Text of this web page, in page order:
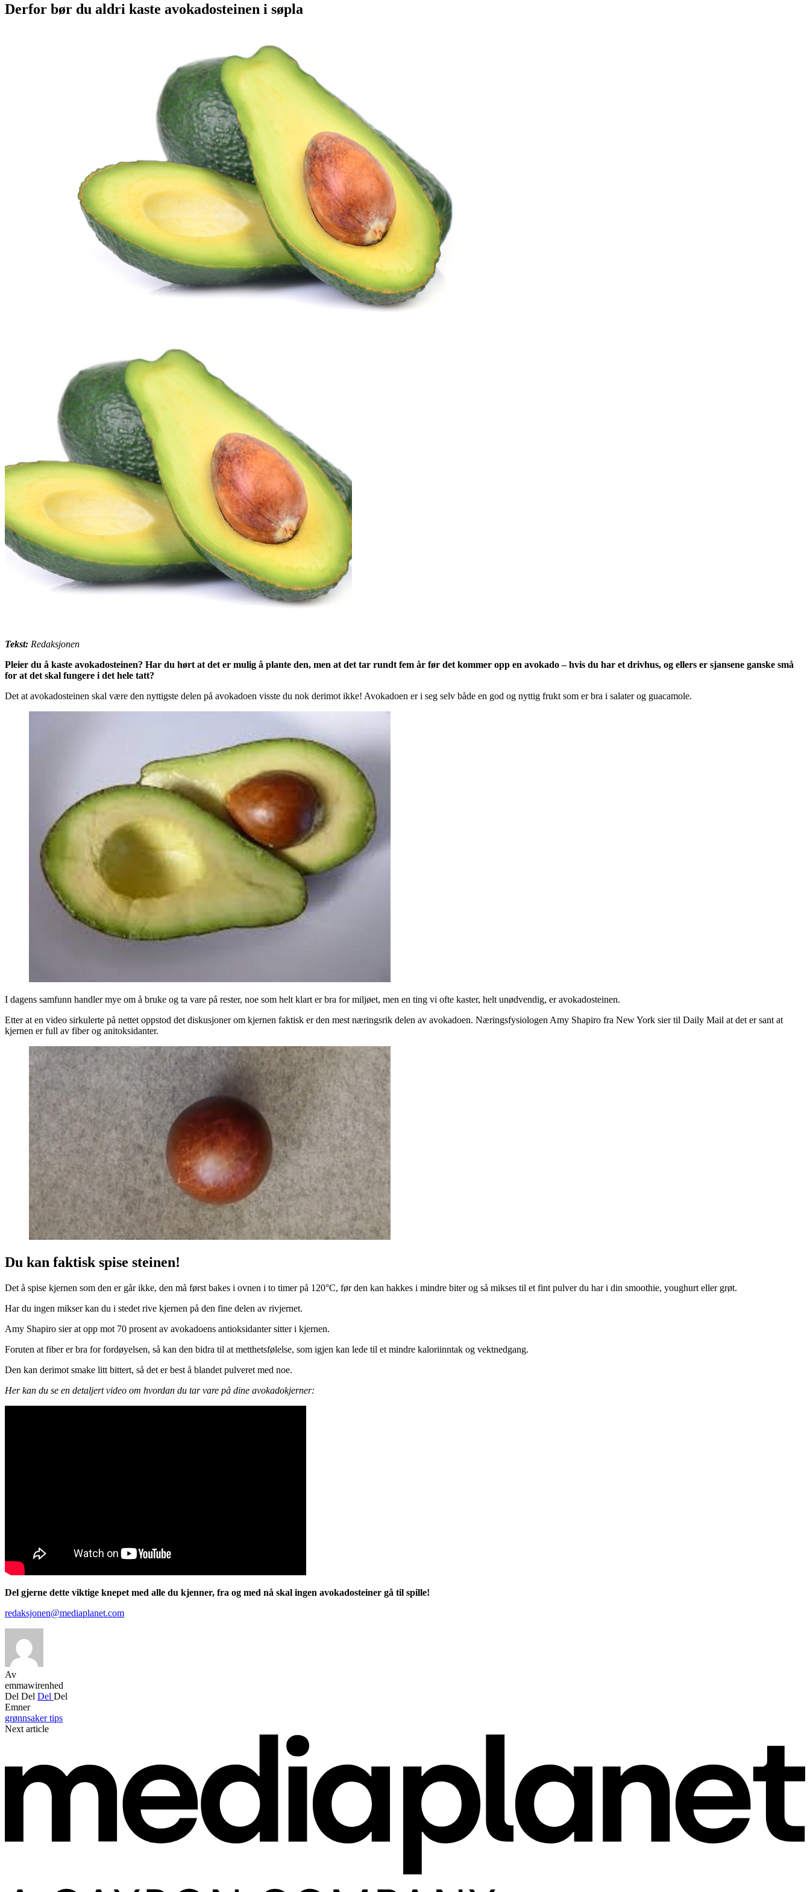
Derfor bør du aldri kaste avokadosteinen i søpla
Tekst: Redaksjonen
Pleier du å kaste avokadosteinen? Har du hørt at det er mulig å plante den, men at det tar rundt fem år før det kommer opp en avokado – hvis du har et drivhus, og ellers er sjansene ganske små
for at det skal fungere i det hele tatt?
Det at avokadosteinen skal være den nyttigste delen på avokadoen visste du nok derimot ikke! Avokadoen er i seg selv både en god og nyttig frukt som er bra i salater og guacamole.
I dagens samfunn handler mye om å bruke og ta vare på rester, noe som helt klart er bra for miljøet, men en ting vi ofte kaster, helt unødvendig, er avokadosteinen.
Etter at en video sirkulerte på nettet oppstod det diskusjoner om kjernen faktisk er den mest næringsrik delen av avokadoen. Næringsfysiologen Amy Shapiro fra New York sier til Daily Mail at det er sant at
kjernen er full av fiber og anitoksidanter.
Du kan faktisk spise steinen!
Det å spise kjernen som den er går ikke, den må først bakes i ovnen i to timer på 120°C, før den kan hakkes i mindre biter og så mikses til et fint pulver du har i din smoothie, youghurt eller grøt.
Har du ingen mikser kan du i stedet rive kjernen på den fine delen av rivjernet.
Amy Shapiro sier at opp mot 70 prosent av avokadoens antioksidanter sitter i kjernen.
Foruten at fiber er bra for fordøyelsen, så kan den bidra til at metthetsfølelse, som igjen kan lede til et mindre kaloriinntak og vektnedgang.
Den kan derimot smake litt bittert, så det er best å blandet pulveret med noe.
Her kan du se en detaljert video om hvordan du tar vare på dine avokadokjerner:
Del gjerne dette viktige knepet med alle du kjenner, fra og med nå skal ingen avokadosteiner gå til spille!
redaksjonen@mediaplanet.com
Av
emmawirenhed
Del Del Del Del
Emner
grønnsakertips
Next article